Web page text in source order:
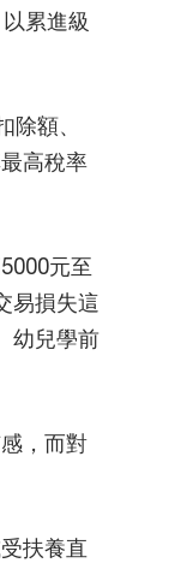
累進級
額、
高稅率
元至
易損失這
幼兒學前
，而對
扶養直